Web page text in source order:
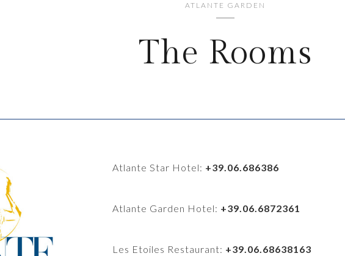
ATLANTE GARDEN
The Rooms
Atlante Star Hotel: +39.06.686386
Atlante Garden Hotel: +39.06.6872361
Les Etoiles Restaurant: +39.06.68638163